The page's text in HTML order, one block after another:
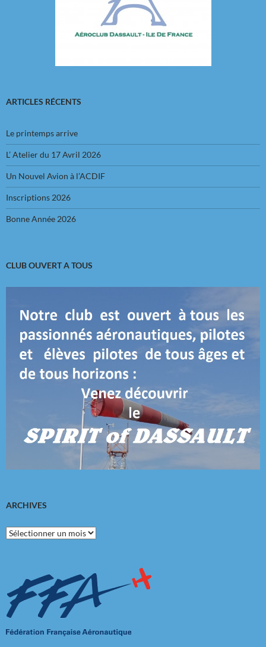
ARTICLES RÉCENTS
Le printemps arrive
L’ Atelier du 17 Avril 2026
Un Nouvel Avion à l’ACDIF
Inscriptions 2026
Bonne Année 2026
CLUB OUVERT A TOUS
ARCHIVES
Archives